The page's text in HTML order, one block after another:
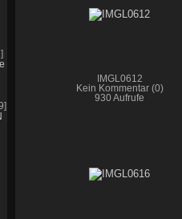
IMGL0612
Kein Kommentar (0)
930 Aufrufe